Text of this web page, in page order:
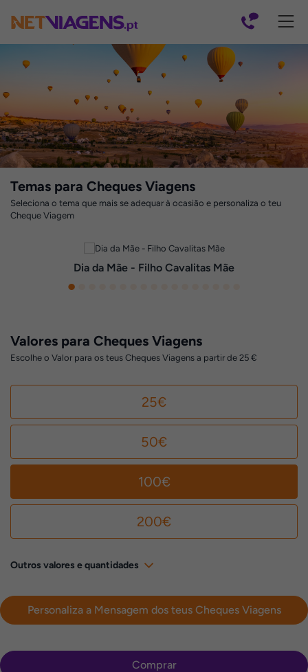
Temas para Cheques Viagens
Seleciona o tema que mais se adequar à ocasião e personaliza o teu
Cheque Viagem
Dia da Mãe - Filho Cavalitas Mãe
Valores para Cheques Viagens
Escolhe o Valor para os teus Cheques Viagens a partir de 25 €
25€
50€
100€
200€
Outros valores e quantidades
Personaliza a Mensagem dos teus Cheques Viagens
Comprar